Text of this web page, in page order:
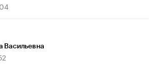
Васильевна